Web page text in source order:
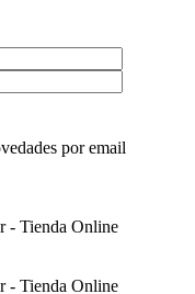
por email